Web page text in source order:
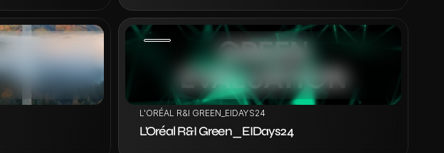
VOIR LE PROJET
L'ORÉAL R&I GREEN_EIDAYS24
L'Oréal R&I Green_EIDays24